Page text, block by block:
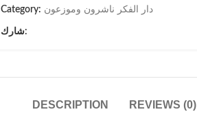
Category: دار الفكر ناشرون وموزعون
شارك:
DESCRIPTION REVIEWS (0)